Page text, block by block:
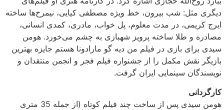
دیگری مثل: شب بیرون، خط ویژه مصطفی کیایی، نیمرخ‌ها ساخته
ایرج کریمی، در مدت معلوم، پل خواب، مادری، کمدی انسانی،
مصادره و طلا ساخته پرویز شهبازی به چشم می‌خورد. هومن
سیدی برای بازی در فیلم من دیه گو مارادونا هستم جایزه بهترین
بازیگر نقش مکمل را از جشنواره فیلم فجر و انجمن منتقدان و
نویسندگان سینمایی ایران گرفت.
کارگردانی
هومن سیدی پس از ساخت چند فیلم کوتاه (از جمله 35 متری